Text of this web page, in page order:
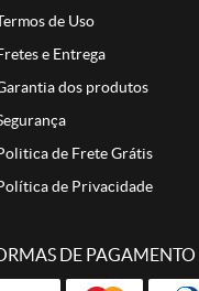
de Uso
e Entrega
dos produtos
de Frete Grátis
de Privacidade
DE PAGAMENTO